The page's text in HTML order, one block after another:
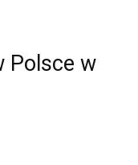
Polsce w